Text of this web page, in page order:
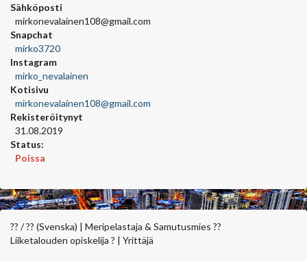
Sähköposti
mirkonevalainen108@gmail.com
Snapchat
mirko3720
Instagram
mirko_nevalainen
Kotisivu
mirkonevalainen108@gmail.com
Rekisteröitynyt
31.08.2019
Status:
Poissa
?? / ?? (Svenska) | Meripelastaja & Samutusmies ??
Liiketalouden opiskelija ? | Yrittäjä